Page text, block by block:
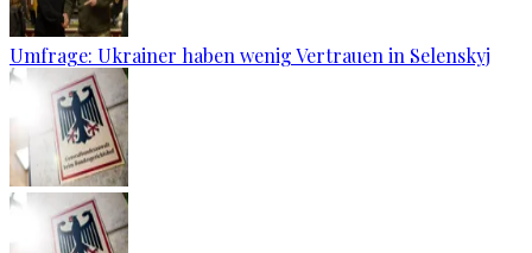
Umfrage: Ukrainer haben wenig Vertrauen in Selenskyj